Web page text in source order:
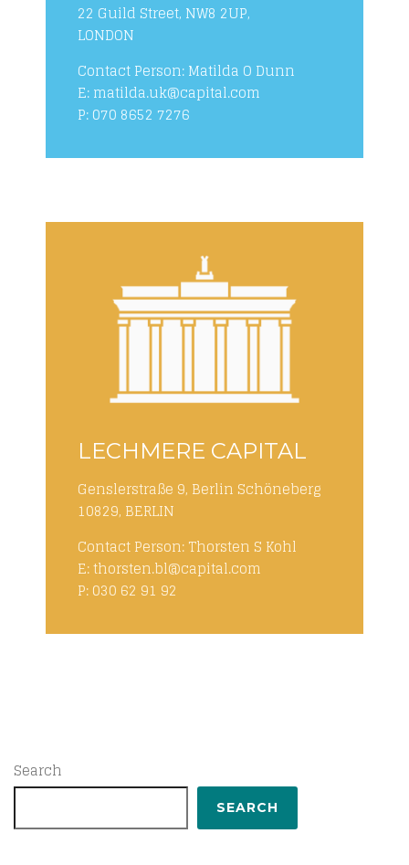
22 Guild Street, NW8 2UP,
LONDON
Contact Person: Matilda O Dunn
E: matilda.uk@capital.com
P: 070 8652 7276
LECHMERE CAPITAL
Genslerstraße 9, Berlin Schöneberg
10829, BERLIN
Contact Person: Thorsten S Kohl
E: thorsten.bl@capital.com
P: 030 62 91 92
Search
SEARCH